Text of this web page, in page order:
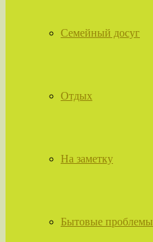
Семейный досуг
Отдых
На заметку
Бытовые проблемы